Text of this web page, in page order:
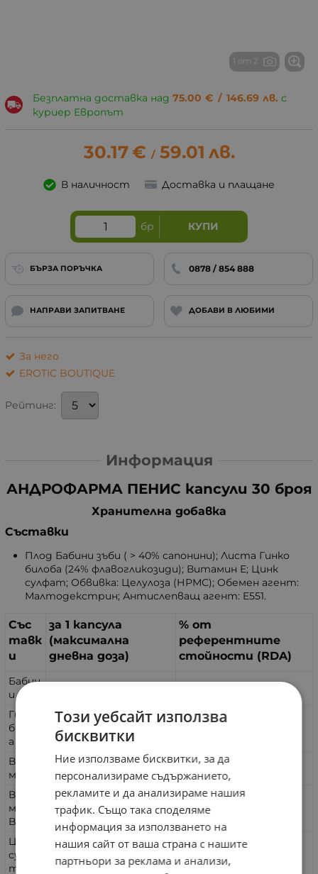
1 от 2
Безплатна доставка над 75.00 € / 146.69 лв. с
куриер Европът
30.17€ / 59.01 лв.
В наличност Доставка и плащане
бр КУПИ
БЪРЗА ПОРЪЧКА 0878 / 854 888
НАПРАВИ ЗАПИТВАНЕ ДОБАВИ В ЛЮБИМИ
За него
EROTIC BOUTIQUE
Рейтинг:
Информация
АНДРОФАРМА ПЕНИС капсули 30 броя
Хранителна добавка
Съставки
Плод Бабини зъби ( > 40% сапонини); Листа Гинко
билоба (24% флавогликозиди); Витамин E; Цинк
сулфат; Обвивка: Целулоза (НРМС); Обемен агент:
Малтодекстрин; Антислепващ агент: E551.
Със
тавк
и
за 1 капсула
(максимална
дневна доза)
% от
референтните
стойности (RDA)
Бабин
и зъби
Гинко
билоб
а
100 mg
Вита
мин E
300%
Вита
мин
B3
16 mg 100%
Цинк
сулфа
т
Този уебсайт използва
бисквитки
Ние използваме бисквитки, за да
персонализираме съдържанието,
рекламите и да анализираме нашия
трафик. Също така споделяме
информация за използването на
нашия сайт от ваша страна с нашите
партньори за реклама и анализи,